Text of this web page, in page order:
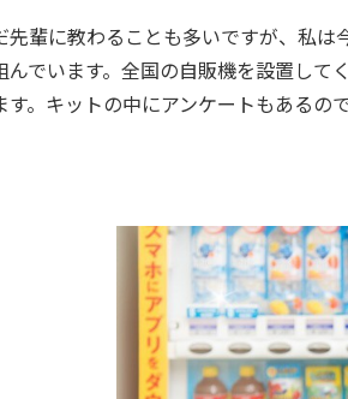
先輩に教わることも多いですが、私
んでいます。全国の自販機を設置し
す。キットの中にアンケートもある